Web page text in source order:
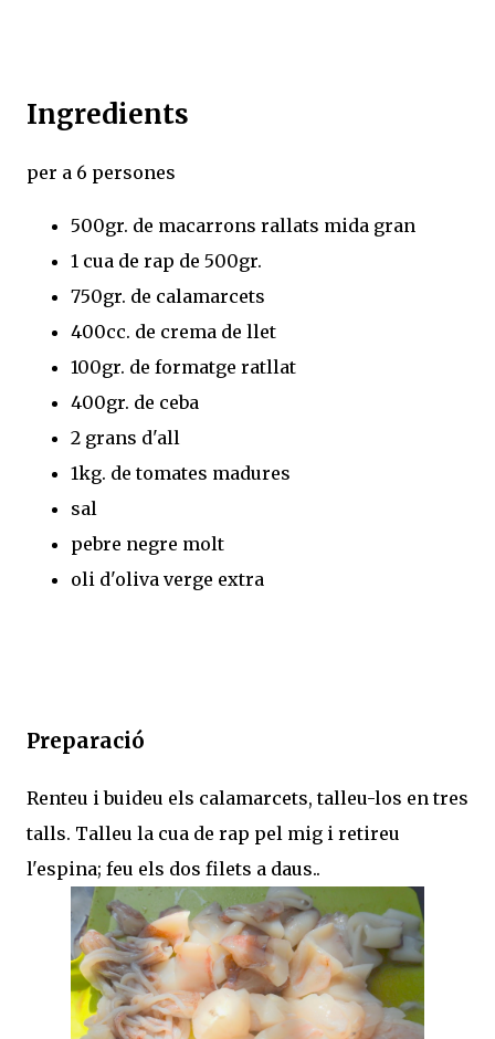
Ingredients
per a 6 persones
500gr. de macarrons rallats mida gran
1 cua de rap de 500gr.
750gr. de calamarcets
400cc. de crema de llet
100gr. de formatge ratllat
400gr. de ceba
2 grans d'all
1kg. de tomates madures
sal
pebre negre molt
oli d'oliva verge extra
Preparació
Renteu i buideu els calamarcets, talleu-los en tres
talls. Talleu la cua de rap pel mig i retireu
l'espina; feu els dos filets a daus..